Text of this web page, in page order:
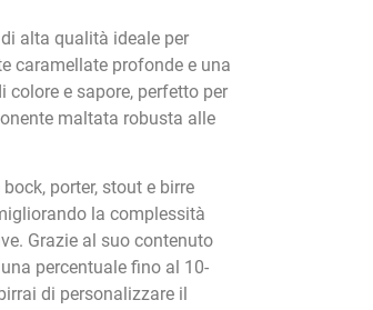
alta qualità ideale per
caramellate profonde e una
e sapore, perfetto per
maltata robusta alle
porter, stout e birre
la complessità
Grazie al suo contenuto
percentuale fino al 10-
di personalizzare il